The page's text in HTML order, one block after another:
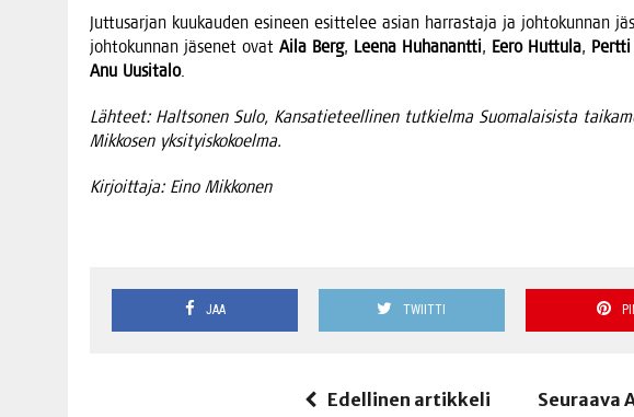
Jut­tusar­jan kuu­kau­den esi­neen esit­te­lee asian har­ras­ta­ja ja joh­to­kun­nan
joh­to­kun­nan jäse­net ovat Aila Berg, Lee­na Huha­nant­ti, Eero Hut­tu­la,
Anu Uusi­ta­lo.
Läh­teet: Halt­so­nen Sulo, Kan­sa­tie­teel­li­nen tut­kiel­ma Suo­ma­lai­sis­ta
Mik­ko­sen yksityiskokoelma.
Kir­joit­ta­ja: Eino Mikkonen
JAA TWIITTI
Edellinen artikkeli Seuraava